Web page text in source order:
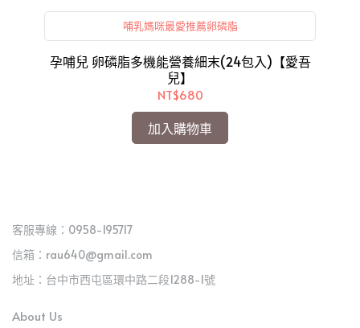
哺乳媽咪最愛推薦卵磷脂
孕哺兒 卵磷脂多機能營養細末(24包入)【愛吾
兒】
NT$680
加入購物車
客服專線：0958-195717
信箱：rau640@gmail.com
地址：台中市西屯區環中路二段1288-1號
About Us